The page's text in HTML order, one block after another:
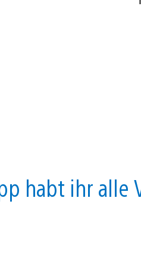
habt ihr alle